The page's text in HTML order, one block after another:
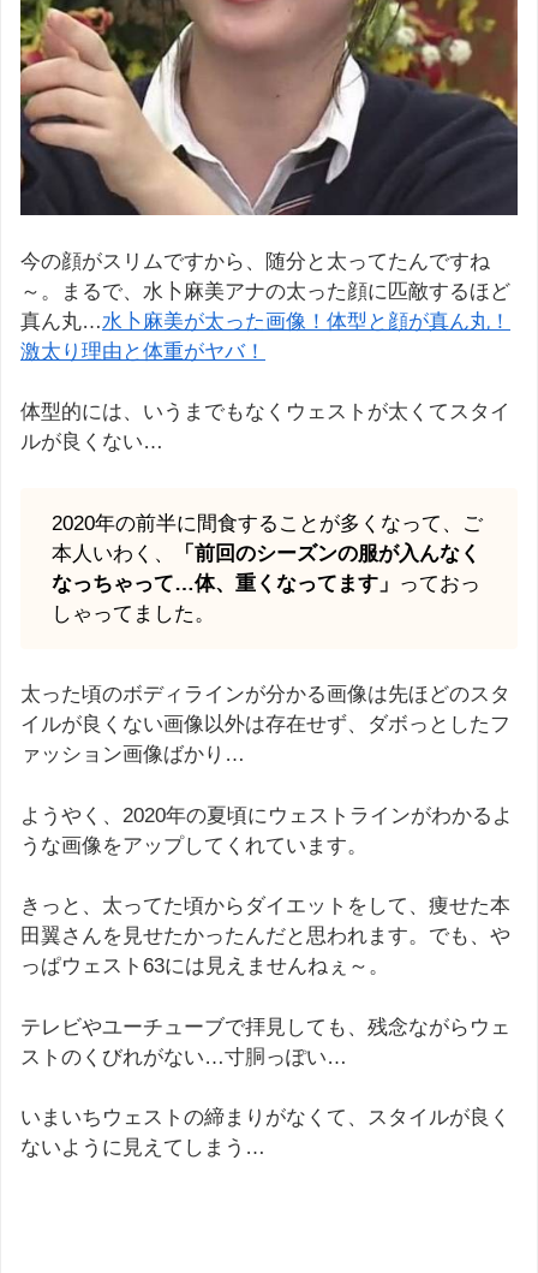
今の顔がスリムですから、随分と太ってたんですね
～。まるで、水卜麻美アナの太った顔に匹敵するほど
真ん丸…水卜麻美が太った画像！体型と顔が真ん丸！
激太り理由と体重がヤバ！
体型的には、いうまでもなくウェストが太くてスタイ
ルが良くない…
2020年の前半に間食することが多くなって、ご
本人いわく、
「前回のシーズンの服が入んなく
なっちゃって…体、重くなってます」 っておっ
しゃってました。
太った頃のボディラインが分かる画像は先ほどのスタ
イルが良くない画像以外は存在せず、ダボっとしたフ
ァッション画像ばかり…
ようやく、2020年の夏頃にウェストラインがわかるよ
うな画像をアップしてくれています。
きっと、太ってた頃からダイエットをして、痩せた本
田翼さんを見せたかったんだと思われます。でも、や
っぱウェスト63には見えませんねぇ～。
テレビやユーチューブで拝見しても、残念ながらウェ
ストのくびれがない…寸胴っぽい…
いまいちウェストの締まりがなくて、スタイルが良く
ないように見えてしまう…